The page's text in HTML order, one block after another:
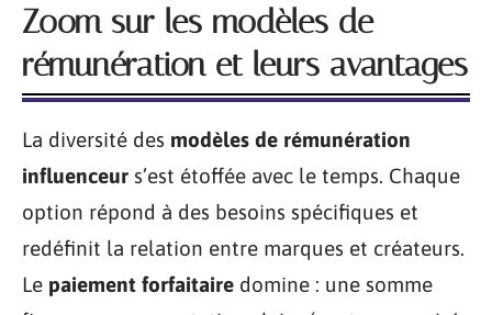
Zoom sur les modèles de
rémunération et leurs avantages
La diversité des modèles de rémunération
influenceur s’est étoffée avec le temps. Chaque
option répond à des besoins spécifiques et
redéfinit la relation entre marques et créateurs.
Le paiement forfaitaire domine : une somme